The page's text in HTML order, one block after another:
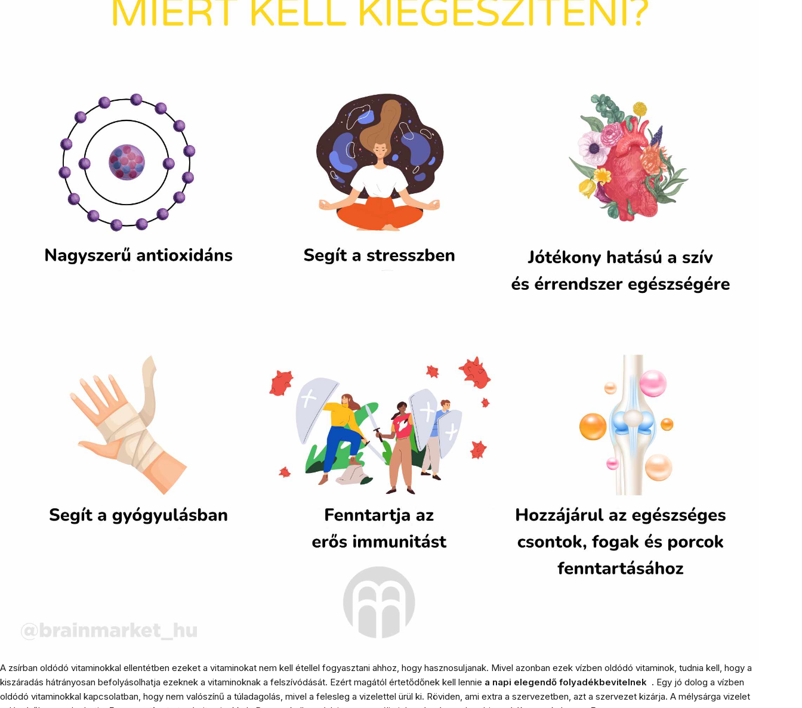
A zsírban oldódó vitaminokkal ellentétben ezeket a vitaminokat nem kell étellel fogyasztani ahhoz, hogy hasznosuljanak. Mivel azonban ezek vízben oldódó vitaminok, tudnia kell, hogy a
kiszáradás hátrányosan befolyásolhatja ezeknek a vitaminoknak a felszívódását. Ezért magától értetődőnek kell lennie a napi elegendő folyadékbevitelnek . Egy jó dolog a vízben
oldódó vitaminokkal kapcsolatban, hogy nem valószínű a túladagolás, mivel a felesleg a vizelettel ürül ki. Röviden, ami extra a szervezetben, azt a szervezet kizárja. A mélysárga vizelet